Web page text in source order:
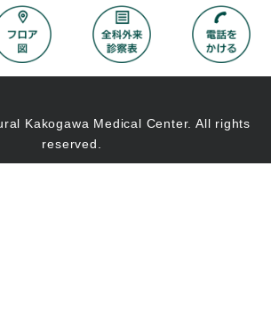
Kakogawa Medical Center. All rights
reserved.